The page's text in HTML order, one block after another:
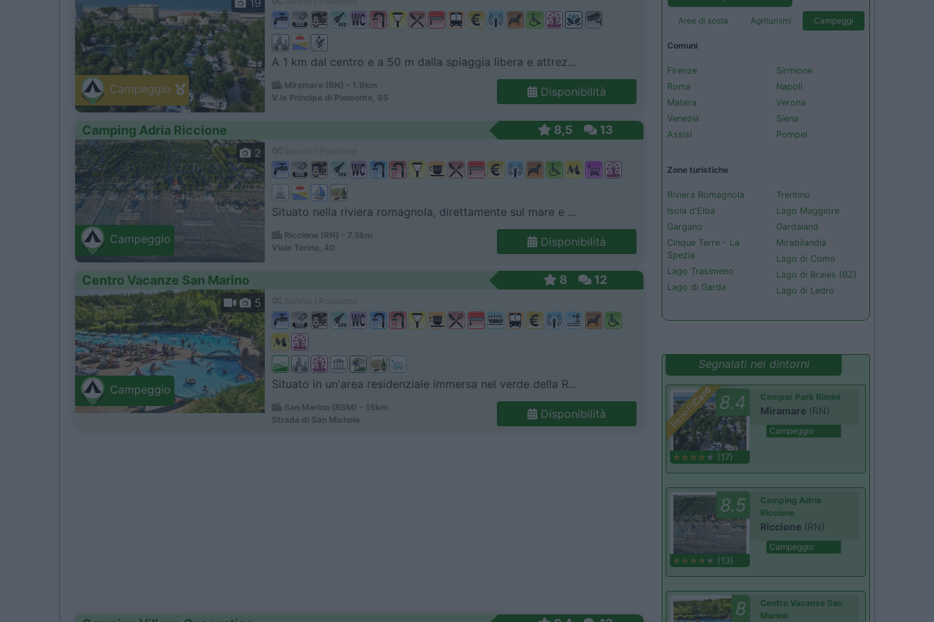
Campeggio
19
A 1 km dal centro e a 50 m dalla spiaggia libera e attrez...
Miramare (RN) - 1.6km
V.le Principe di Piemonte, 65
Disponibilità
Camping Adria Riccione 8,5 13
Campeggio
2
Situato nella riviera romagnola, direttamente sul mare e ...
Riccione (RN) - 7.5km
Viale Torino, 40
Disponibilità
Centro Vacanze San Marino 8 12
Campeggio
5
Situato in un'area residenziale immersa nel verde della R...
San Marino (RSM) - 15km
Strada di San Michele
Disponibilità
Aree di sosta Agriturismi Campeggi
Comuni
Firenze
Roma
Matera
Venezia
Assisi
Sirmione
Napoli
Verona
Siena
Pompei
Zone turistiche
Riviera Romagnola
Isola d'Elba
Gargano
Cinque Terre - La
Spezia
Lago Trasimeno
Lago di Garda
Trentino
Lago Maggiore
Gardaland
Mirabilandia
Lago di Como
Lago di Braies (BZ)
Lago di Ledro
Segnalati nei dintorni
Benefit
Card 8.4
(17)
Camper Park Rimini
Miramare (RN)
Campeggio
8.5
(13)
Camping Adria
Riccione
Riccione (RN)
Campeggio
8
Centro Vacanze San
Marino